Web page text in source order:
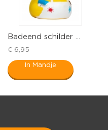
Badeend schilder ...
€ 6,95
In Mandje